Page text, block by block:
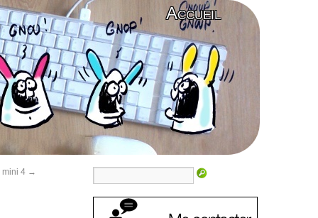
Accueil
mini 4 →